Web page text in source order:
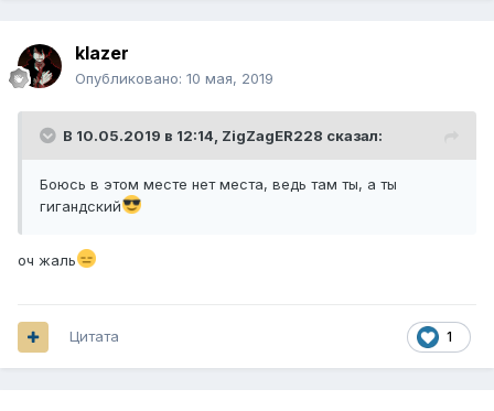
klazer
Опубликовано: 10 мая, 2019
В 10.05.2019 в 12:14, ZigZagER228 сказал:
Боюсь в этом месте нет места, ведь там ты, а ты
гигандский
оч жаль
1
Цитата